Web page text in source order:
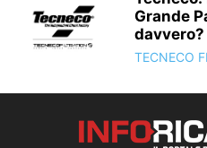
Grande
davvero?
TECNECO